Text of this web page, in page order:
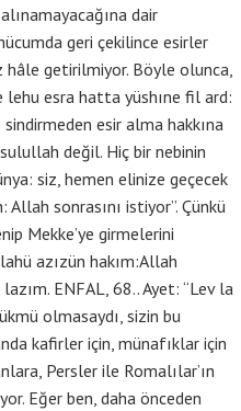
dair
geri çekilince esirler
hâle getirilmiyor. Böyle olunca,
lehu esra hatta yüshıne fil ard:
esir alma hakkına
değil. Hiç bir nebinin
siz, hemen elinize geçecek
sonrasını istiyor”. Çünkü
Mekke’ye girmelerini
azızün hakım:Allah
ENFAL, 68.. Ayet: “Lev la
olmasaydı, sizin bu
kafirler için, münafıklar için
Persler ile Romalılar’ın
Eğer ben, daha önceden